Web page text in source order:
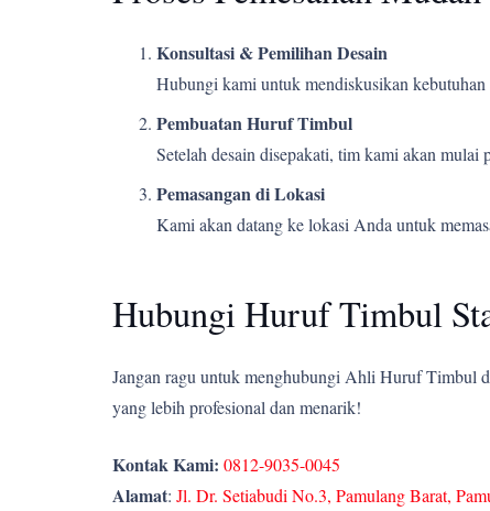
Konsultasi & Pemilihan Desain
Hubungi kami untuk mendiskusikan
Pembuatan Huruf Timbul
Setelah desain disepakati, tim kami akan
Pemasangan di Lokasi
Kami akan datang ke lokasi Anda untuk
Hubungi Huruf Timbul
Jangan ragu untuk menghubungi Ahli Huruf Timbul
yang lebih profesional dan menarik!
Kontak Kami: 0812-9035-0045
Alamat: Jl. Dr. Setiabudi No.3, Pamulang Barat,